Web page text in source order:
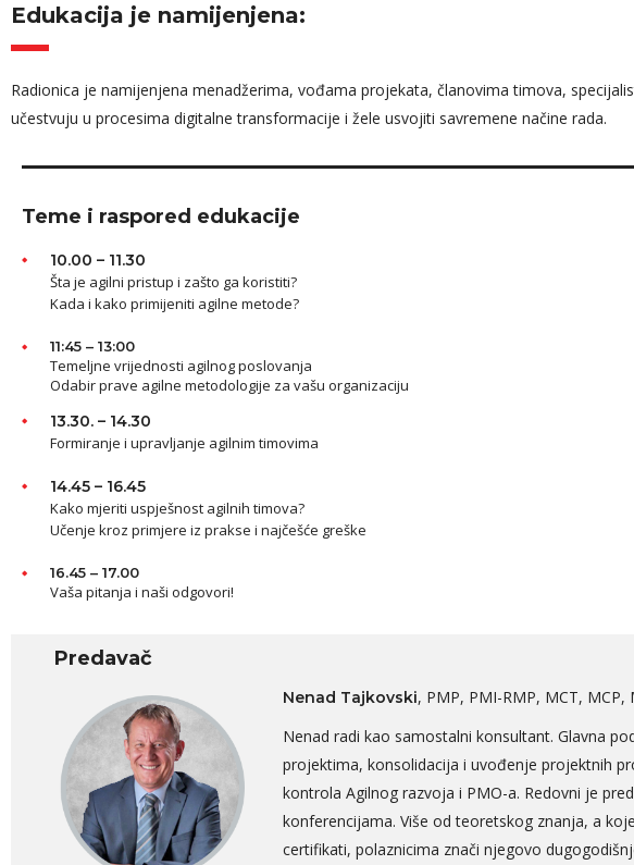
Edukacija je namijenjena:
Radionica je namijenjena menadžerima, vođama projekata, članovima timova,
učestvuju u procesima digitalne transformacije i žele usvojiti savremene načine rada.
Teme i raspored edukacije
10.00 – 11.30
Šta je agilni pristup i zašto ga koristiti?
Kada i kako primijeniti agilne metode?
11:45 – 13:00
Temeljne vrijednosti agilnog poslovanja
Odabir prave agilne metodologije za vašu organizaciju
13.30. – 14.30
Formiranje i upravljanje agilnim timovima
14.45 – 16.45
Kako mjeriti uspješnost agilnih timova?
Učenje kroz primjere iz prakse i najčešće greške
16.45 – 17.00
Vaša pitanja i naši odgovori!
Predavač
Nenad Tajkovski, PMP, PMI-RMP, MCT,
Nenad radi kao samostalni konsultant. Glavna
projektima, konsolidacija i uvođenje projektnih
kontrola Agilnog razvoja i PMO-a. Redovni je
konferencijama. Više od teoretskog znanja, a
certifikati, polaznicima znači njegovo